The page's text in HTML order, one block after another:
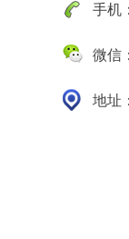
手机
微信
地址